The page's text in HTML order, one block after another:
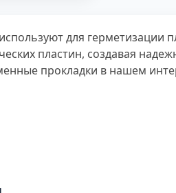
для
пластин, создавая
прокладки в нашем